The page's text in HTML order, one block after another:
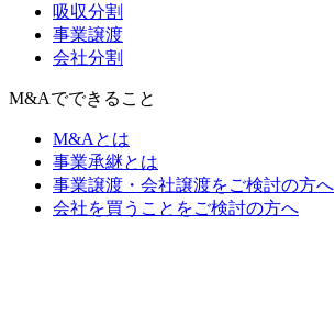
吸収分割
事業譲渡
会社分割
M&Aでできること
M&Aとは
事業承継とは
事業譲渡・会社譲渡をご検討の方へ
会社を買うことをご検討の方へ